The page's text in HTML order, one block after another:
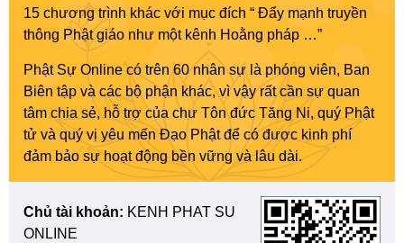
15 chương trình khác với mục đích “ Đẩy mạnh truyền
thông Phật giáo như một kênh Hoằng pháp …”
Phật Sự Online có trên 60 nhân sự là phóng viên, Ban
Biên tập và các bộ phận khác, vì vậy rất cần sự quan
tâm chia sẻ, hỗ trợ của chư Tôn đức Tăng Ni, quý Phật
tử và quý vị yêu mến Đạo Phật để có được kinh phí
đảm bảo sự hoạt động bền vững và lâu dài.
Chủ tài khoản: KENH PHAT SU
ONLINE